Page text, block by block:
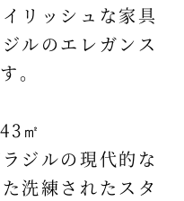
リッシュな家具
ルのエレガンス
。
㎡
ジルの現代的な
洗練されたスタ